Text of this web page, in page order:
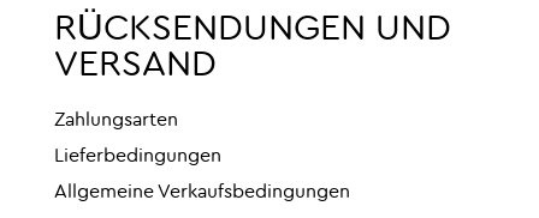
RÜCKSENDUNGEN UND
VERSAND
Zahlungsarten
Lieferbedingungen
Allgemeine Verkaufsbedingungen